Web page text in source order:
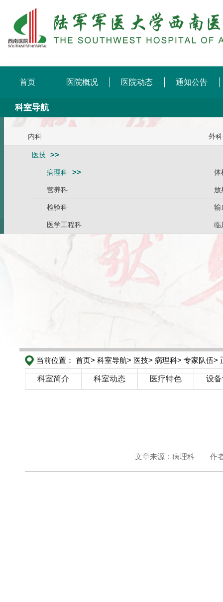
首页 医院概况 医院动态 通知公告
科室导航
内科 外科
医技
病理科 体
营养科 放
检验科 输
医学工程科 临
当前位置： 首页> 科室导航> 医技> 病理科> 专家队伍>
科室简介 科室动态 医疗特色 设
文章来源：病理科 作